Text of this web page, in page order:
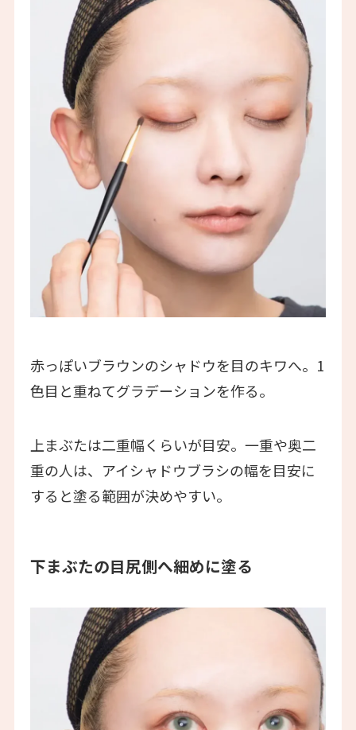
赤っぽいブラウンのシャドウを目のキワへ。1
色目と重ねてグラデーションを作る。
上まぶたは二重幅くらいが目安。一重や奥二
重の人は、アイシャドウブラシの幅を目安に
すると塗る範囲が決めやすい。
下まぶたの目尻側へ細めに塗る